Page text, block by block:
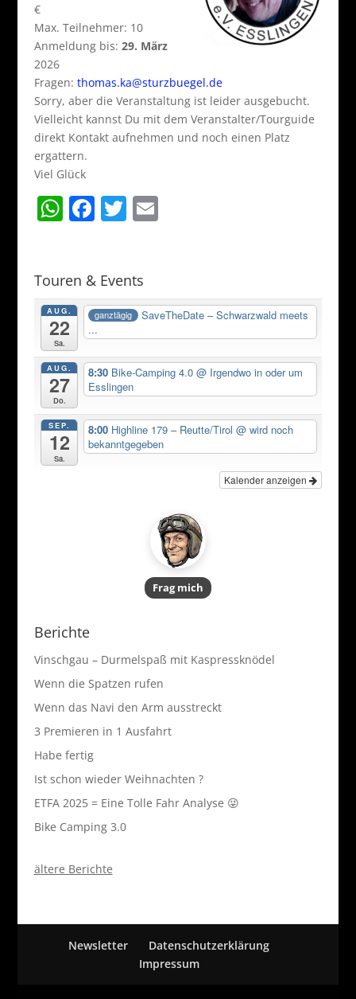
€
Max. Teilnehmer: 10
Anmeldung bis: 29. März
2026
Fragen: thomas.ka@sturzbuegel.de
Sorry, aber die Veranstaltung ist leider ausgebucht.
Vielleicht kannst Du mit dem Veranstalter/Tourguide
direkt Kontakt aufnehmen und noch einen Platz
ergattern.
Viel Glück
W
s
A
p
p
F
e
b
o
o
k
T
er
E
Touren & Events
AUG.
22
Sa.
ganztägig
SaveTheDate – Schwarzwald meets
...
AUG.
27
Do.
8:30 Bike-Camping 4.0@ Irgendwo in oder um
Esslingen
SEP.
12
Sa.
8:00 Highline 179 – Reutte/Tirol@ wird noch
bekanntgegeben
Kalender anzeigen
Frag mich
Berichte
Vinschgau – Durmelspaß mit Kaspressknödel
Wenn die Spatzen rufen
Wenn das Navi den Arm ausstreckt
3 Premieren in 1 Ausfahrt
Habe fertig
Ist schon wieder Weihnachten ?
ETFA 2025 = Eine Tolle Fahr Analyse 😜
Bike Camping 3.0
ältere Berichte
Newsletter
Datenschutzerklärung
Impressum